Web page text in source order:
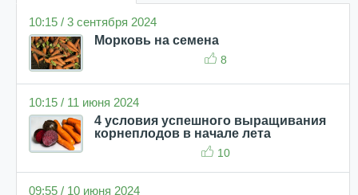
10:15 / 3 сентября 2024
Морковь на семена
8
10:15 / 11 июня 2024
4 условия успешного выращивания
корнеплодов в начале лета
10
09:55 / 10 июня 2024